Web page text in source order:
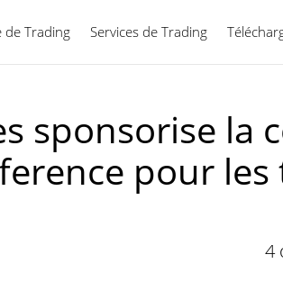
de Trading Services de Trading
sponsorise la
pour
4